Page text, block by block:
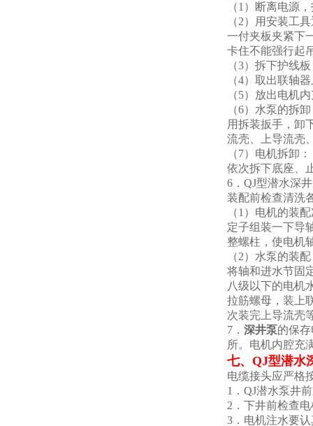
（1）断离电源
（2）用安装工
一付夹板夹紧下
卡住不能强行起
（3）拆下护线
（4）取出联轴
（5）放出电机
（6）水泵的拆
用拆装扳手，卸
流壳、上导流壳
（7）电机拆卸：
依次拆下底座、
6．QJ型潜水深
装配前检查清洗
（1）电机的装
定子组装一下导
整螺柱，使电机
（2）水泵的装
将轴和进水节固
八级以下的电机
拉筋螺母，装上
次装完上导流壳
7． 深井泵的保
所。电机内腔充
七、 QJ型潜水
电缆接头应严格
1．QJ潜水泵井
2．下井前检查
3．电机注水要